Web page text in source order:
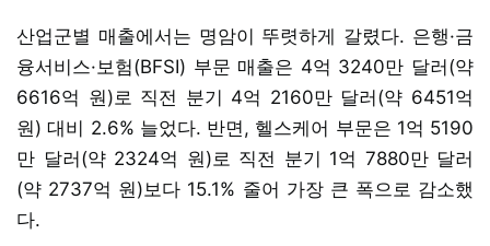
산업군별 매출에서는 명암이 뚜렷하게 갈렸다. 은행·금
융서비스·보험(BFSI) 부문 매출은 4억 3240만 달러(약
6616억 원)로 직전 분기 4억 2160만 달러(약 6451억
원) 대비 2.6% 늘었다. 반면, 헬스케어 부문은 1억 5190
만 달러(약 2324억 원)로 직전 분기 1억 7880만 달러
(약 2737억 원)보다 15.1% 줄어 가장 큰 폭으로 감소했
다.